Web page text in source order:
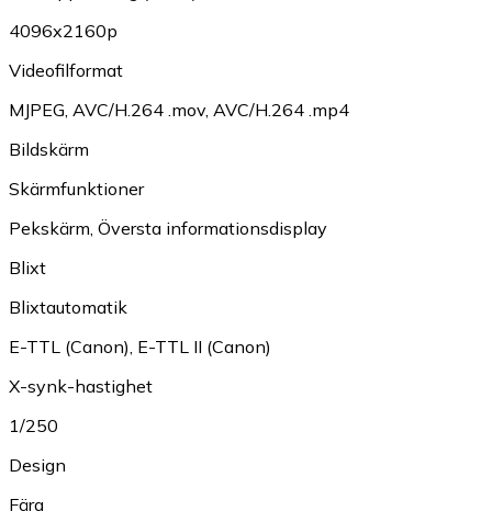
4096x2160p
Videofilformat
MJPEG, AVC/H.264 .mov, AVC/H.264 .mp4
Bildskärm
Skärmfunktioner
Pekskärm, Översta informationsdisplay
Blixt
Blixtautomatik
E-TTL (Canon), E-TTL II (Canon)
X-synk-hastighet
1/250
Design
Färg